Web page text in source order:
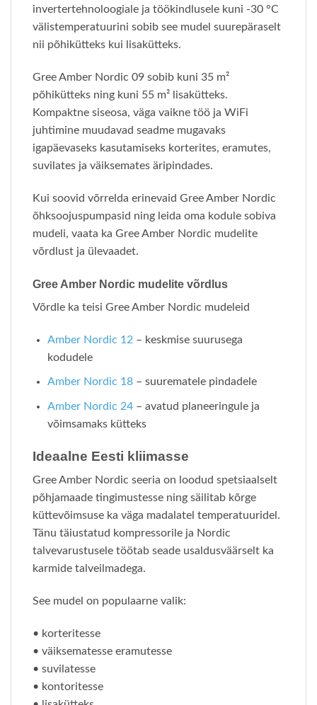
invertertehnoloogiale ja töökindlusele kuni -30 °C
välistemperatuurini sobib see mudel suurepäraselt
nii põhikütteks kui lisakütteks.
Gree Amber Nordic 09 sobib kuni 35 m²
põhikütteks ning kuni 55 m² lisakütteks.
Kompaktne siseosa, väga vaikne töö ja WiFi
juhtimine muudavad seadme mugavaks
igapäevaseks kasutamiseks korterites, eramutes,
suvilates ja väiksemates äripindades.
Kui soovid võrrelda erinevaid Gree Amber Nordic
õhksoojuspumpasid ning leida oma kodule sobiva
mudeli, vaata ka Gree Amber Nordic mudelite
võrdlust ja ülevaadet.
Gree Amber Nordic mudelite võrdlus
Võrdle ka teisi Gree Amber Nordic mudeleid
Amber Nordic 12 – keskmise suurusega
kodudele
Amber Nordic 18– suurematele pindadele
Amber Nordic 24– avatud planeeringule ja
võimsamaks kütteks
Ideaalne Eesti kliimasse
Gree Amber Nordic seeria on loodud spetsiaalselt
põhjamaade tingimustesse ning säilitab kõrge
küttevõimsuse ka väga madalatel temperatuuridel.
Tänu täiustatud kompressorile ja Nordic
talvevarustusele töötab seade usaldusväärselt ka
karmide talveilmadega.
See mudel on populaarne valik:
• korteritesse
• väiksematesse eramutesse
• suvilatesse
• kontoritesse